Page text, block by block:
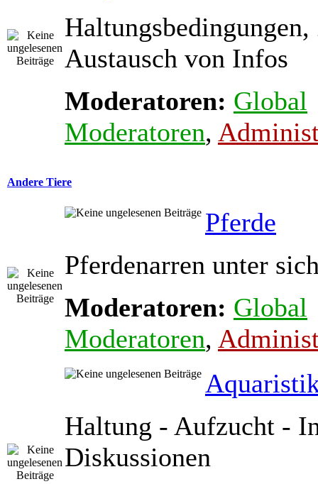
Austausch von Infos
Moderatoren: Global
Moderatoren,
Andere Tiere
Pferde
Pferdenarren unter
Moderatoren: Global
Moderatoren,
Haltung - Aufzucht -
Diskussionen